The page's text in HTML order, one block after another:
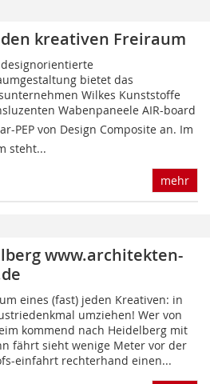
kreativen Freiraum
bietet das
Wilkes Kunststoffe
Wabenpaneele AIR-board
PEP von Design Composite an. Im
steht...
mehr
www.architekten-
eines (fast) jeden Kreativen: in
umziehen! Wer von
kommend nach Heidelberg mit
fährt sieht wenige Meter vor der
einfahrt rechterhand einen...